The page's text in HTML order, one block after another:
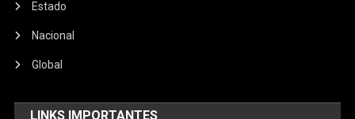
Estado
Nacional
Global
LINKS IMPORTANTES